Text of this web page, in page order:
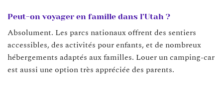
Peut-on voyager en famille dans l’Utah ?
Absolument. Les parcs nationaux offrent des sentiers
accessibles, des activités pour enfants, et de nombreux
hébergements adaptés aux familles. Louer un camping-car
est aussi une option très appréciée des parents.